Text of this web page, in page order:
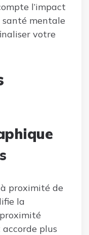
l’impact
santé mentale
votre
proximité de
la
plus